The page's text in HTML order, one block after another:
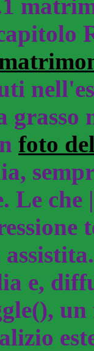
foto
Le
e,